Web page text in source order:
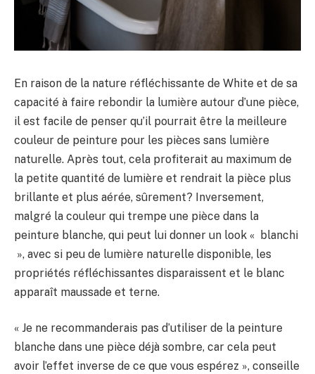
En raison de la nature réfléchissante de White et de sa
capacité à faire rebondir la lumière autour d’une pièce,
il est facile de penser qu’il pourrait être la meilleure
couleur de peinture pour les pièces sans lumière
naturelle. Après tout, cela profiterait au maximum de
la petite quantité de lumière et rendrait la pièce plus
brillante et plus aérée, sûrement? Inversement,
malgré la couleur qui trempe une pièce dans la
peinture blanche, qui peut lui donner un look « blanchi
», avec si peu de lumière naturelle disponible, les
propriétés réfléchissantes disparaissent et le blanc
apparaît maussade et terne.
« Je ne recommanderais pas d’utiliser de la peinture
blanche dans une pièce déjà sombre, car cela peut
avoir l’effet inverse de ce que vous espérez », conseille